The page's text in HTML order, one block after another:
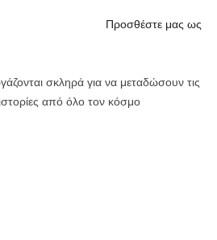
Προσθέστε μας ως
σκληρά για να μεταδώσουν τις
από όλο τον κόσμο